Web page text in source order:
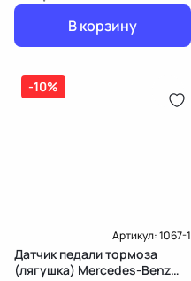
В корзину
-10%
Артикул:1067-1
Датчик педали тормоза
(лягушка) Mercedes-Benz